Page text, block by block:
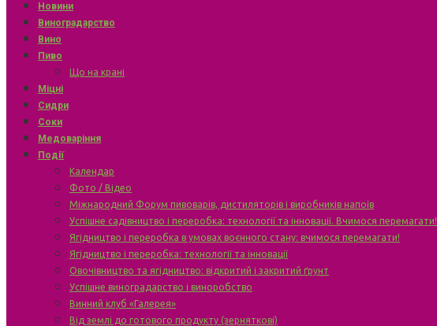
Новини
Виноградарство
Вино
Пиво
Що на крані
Міцні
Сидри
Соки
Медоваріння
Події
Календар
Фото / Відео
Міжнародний Форум пивоварів, дистиляторів і виробників напоїв
Успішне садівництво і переробка: технології та інновації. Вчимося перемагати!
Ягідництво і переробка в умовах воєнного стану: вчимося перемагати!
Ягідництво і переробка: технології та інновації
Овочівництво та ягідництво: відкритий і закритий ґрунт
Успішне виноградарство і виноробство
Винний клуб «Галерея»
Від землі до готового продукту (зерняткові)